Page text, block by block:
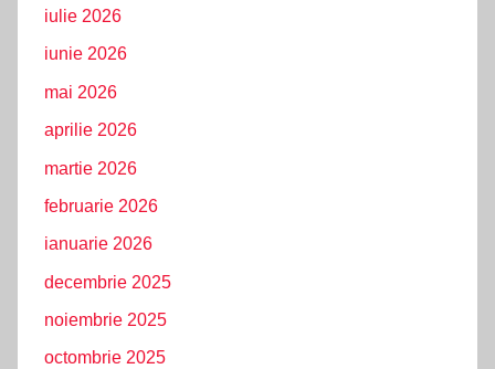
iulie 2026
iunie 2026
mai 2026
aprilie 2026
martie 2026
februarie 2026
ianuarie 2026
decembrie 2025
noiembrie 2025
octombrie 2025